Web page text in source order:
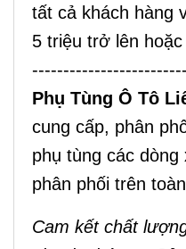
tất cả khách hàng
5 triệu trở lên
Phụ Tùng Ô Tô
cung cấp, phân
phụ tùng các
phân phối trên
Cam kết chất